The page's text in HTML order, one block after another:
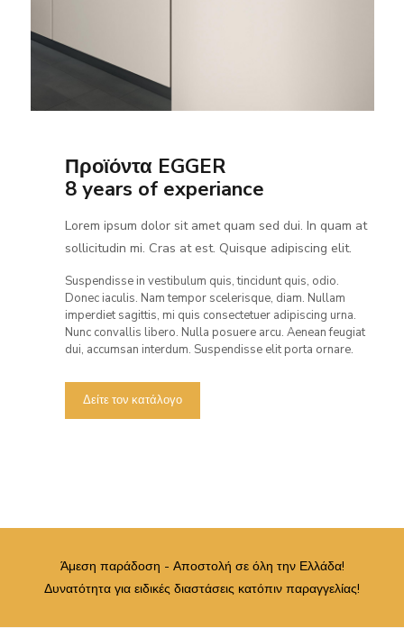
Προϊόντα EGGER
8 years of experiance
Lorem ipsum dolor sit amet quam sed dui. In quam at
sollicitudin mi. Cras at est. Quisque adipiscing elit.
Suspendisse in vestibulum quis, tincidunt quis, odio.
Donec iaculis. Nam tempor scelerisque, diam. Nullam
imperdiet sagittis, mi quis consectetuer adipiscing urna.
Nunc convallis libero. Nulla posuere arcu. Aenean feugiat
dui, accumsan interdum. Suspendisse elit porta ornare.
Δείτε τον κατάλογο
Άμεση παράδοση - Αποστολή σε όλη την Ελλάδα!
Δυνατότητα για ειδικές διαστάσεις κατόπιν παραγγελίας!